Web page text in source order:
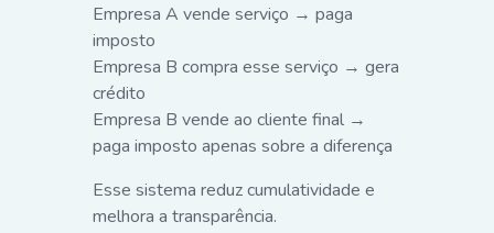
Empresa A vende serviço → paga
imposto
Empresa B compra esse serviço → gera
crédito
Empresa B vende ao cliente final →
paga imposto apenas sobre a diferença
Esse sistema reduz cumulatividade e
melhora a transparência.